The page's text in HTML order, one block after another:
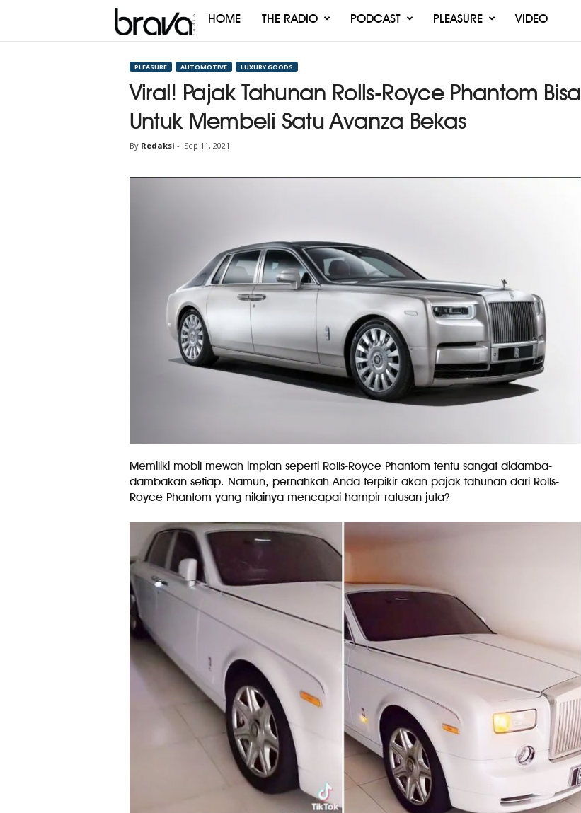
Brava
HOME THE RADIO PODCAST PLEASURE VIDEO
PLEASURE AUTOMOTIVE LUXURY GOODS
Viral! Pajak Tahunan Rolls-Royce Phantom Bisa
Untuk Membeli Satu Avanza Bekas
By Redaksi - Sep 11, 2021
Memiliki mobil mewah impian seperti Rolls-Royce Phantom tentu sangat didamba-
dambakan setiap. Namun, pernahkah Anda terpikir akan pajak tahunan dari Rolls-
Royce Phantom yang nilainya mencapai hampir ratusan juta?